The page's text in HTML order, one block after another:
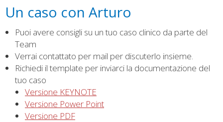
Un caso con Arturo
Puoi avere consigli su un tuo caso clinico da parte del
Team
Verrai contattato per mail per discuterlo insieme.
Richiedi il template per inviarci la documentazione del
tuo caso
Versione KEYNOTE
Versione Power Point
Versione PDF